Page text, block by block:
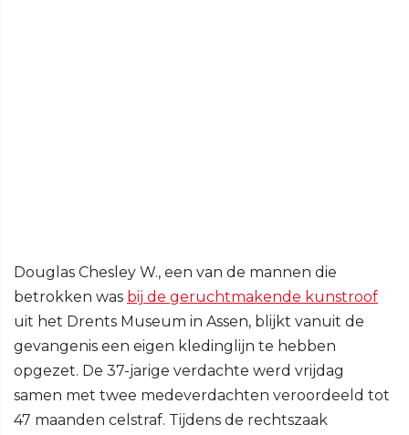
Douglas Chesley W., een van de mannen die
betrokken was bij de geruchtmakende kunstroof
uit het Drents Museum in Assen, blijkt vanuit de
gevangenis een eigen kledinglijn te hebben
opgezet. De 37-jarige verdachte werd vrijdag
samen met twee medeverdachten veroordeeld tot
47 maanden celstraf. Tijdens de rechtszaak